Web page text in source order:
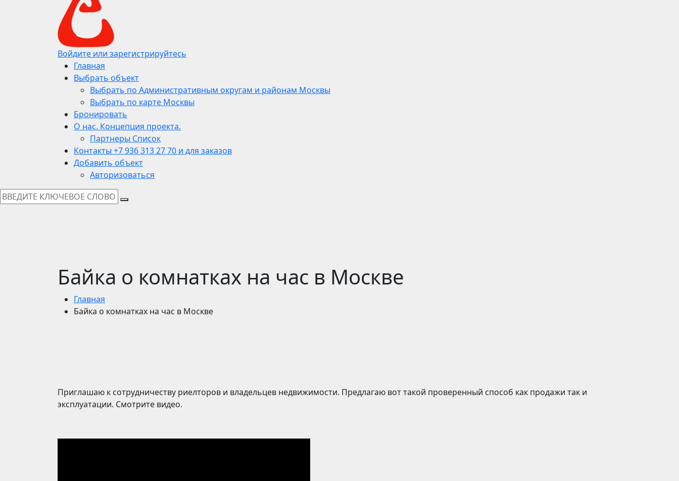
Войдите или зарегистрируйтесь
Главная
Выбрать объект
Выбрать по Административным округам и районам Москвы
Выбрать по карте Москвы
Бронировать
О нас. Концепция проекта.
Партнеры Список
Контакты +7 936 313 27 70 и для заказов
Добавить объект
Авторизоваться
Байка о комнатках на час в Москве
Главная
Байка о комнатках на час в Москве
Приглашаю к сотрудничеству риелторов и владельцев недвижимости. Предлагаю вот такой проверенный способ как продажи так и
эксплуатации. Смотрите видео.